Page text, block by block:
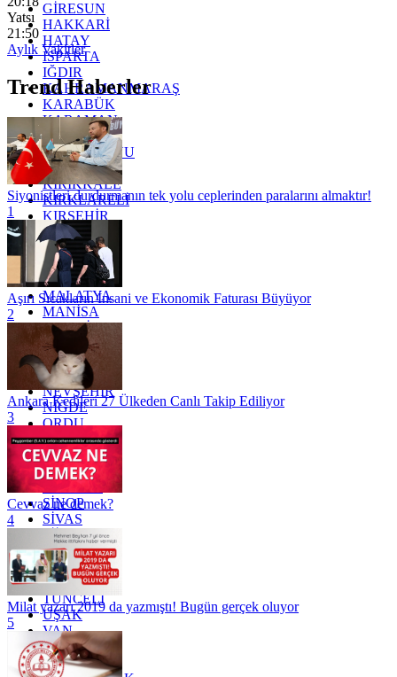
GİRESUN
HAKKARİ
HATAY
ISPARTA
IĞDIR
KAHRAMANMARAŞ
KARABÜK
KARAMAN
KARS
KASTAMONU
KAYSERİ
KIRIKKALE
KIRKLARELİ
KIRŞEHİR
KOCAELİ
KONYA
KÜTAHYA
KİLİS
MALATYA
MANİSA
MARDİN
MERSİN
MUĞLA
MUŞ
NEVŞEHİR
NİĞDE
ORDU
OSMANİYE
RİZE
SAKARYA
SAMSUN
SİNOP
SİVAS
SİİRT
TEKİRDAĞ
TOKAT
TRABZON
TUNCELİ
UŞAK
VAN
YALOVA
YOZGAT
Yatsı
21:50
Aylık Vakitler
Trend Haberler
Siyonistleri durdurmanın tek yolu ceplerinden paralarını almaktır!
1
Aşırı Sıcakların İnsani ve Ekonomik Faturası Büyüyor
2
Ankara Kedileri 27 Ülkeden Canlı Takip Ediliyor
3
Cevvaz ne demek?
4
Milat yazarı 2019 da yazmıştı! Bugün gerçek oluyor
5